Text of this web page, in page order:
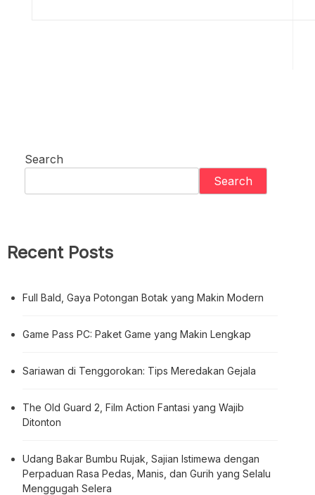
Search
Search
Recent Posts
Full Bald, Gaya Potongan Botak yang Makin Modern
Game Pass PC: Paket Game yang Makin Lengkap
Sariawan di Tenggorokan: Tips Meredakan Gejala
The Old Guard 2, Film Action Fantasi yang Wajib
Ditonton
Udang Bakar Bumbu Rujak, Sajian Istimewa dengan
Perpaduan Rasa Pedas, Manis, dan Gurih yang Selalu
Menggugah Selera